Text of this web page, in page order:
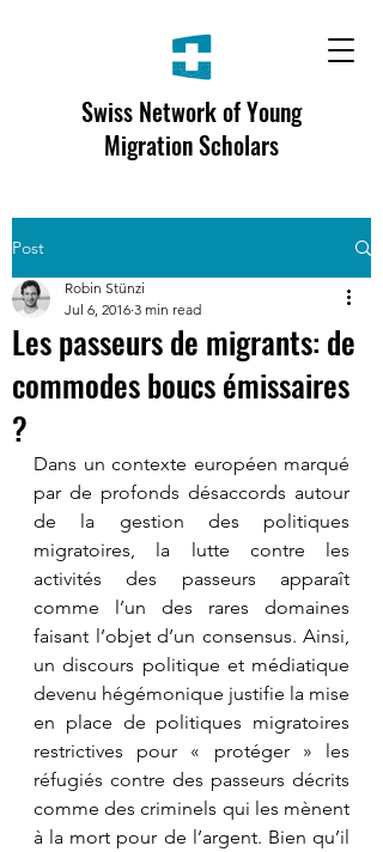
Swiss Network of Young
Migration Scholars
Post
Les passeurs de migrants: de
commodes boucs émissaires
?
Robin Stünzi
Jul 6, 2016 3 min read
Dans un contexte européen marqué
par de profonds désaccords autour
de la gestion des politiques
migratoires, la lutte contre les
activités des passeurs apparaît
comme l’un des rares domaines
faisant l’objet d’un consensus. Ainsi,
un discours politique et médiatique
devenu hégémonique justifie la mise
en place de politiques migratoires
restrictives pour « protéger » les
réfugiés contre des passeurs décrits
comme des criminels qui les mènent
à la mort pour de l’argent. Bien qu’il